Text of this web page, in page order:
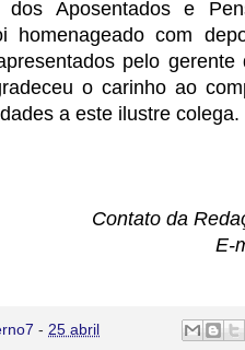
dos Aposentados e
homenageado com
pelo
o carinho ao
a este ilustre colega.
Contato da
E-
- 25 abril